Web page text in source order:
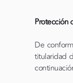
Protección
De
titularidad